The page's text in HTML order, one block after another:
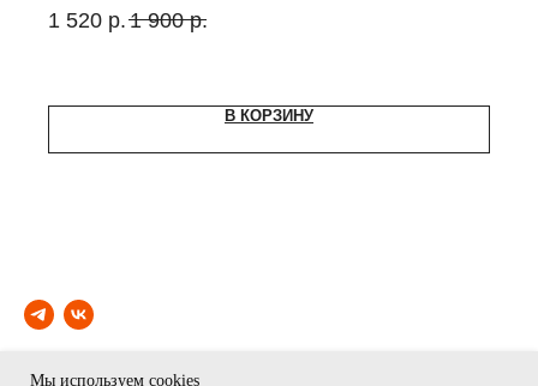
Мы используем cookies
1 520 р. 1 900 р.
В КОРЗИНУ
© ЮКО 2024